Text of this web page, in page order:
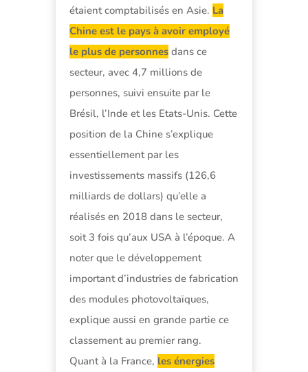
étaient comptabilisés en Asie. La
Chine est le pays à avoir employé
le plus de personnesdans ce
secteur, avec 4,7 millions de
personnes, suivi ensuite par le
Brésil, l’Inde et les Etats-Unis. Cette
position de la Chine s’explique
essentiellement par les
investissements massifs (126,6
milliards de dollars) qu’elle a
réalisés en 2018 dans le secteur,
soit 3 fois qu’aux USA à l’époque. A
noter que le développement
important d’industries de fabrication
des modules photovoltaïques,
explique aussi en grande partie ce
classement au premier rang.
Quant à la France, les énergies